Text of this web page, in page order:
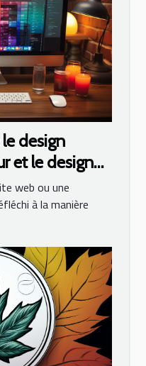
design
et le design
web ou une
à la manière